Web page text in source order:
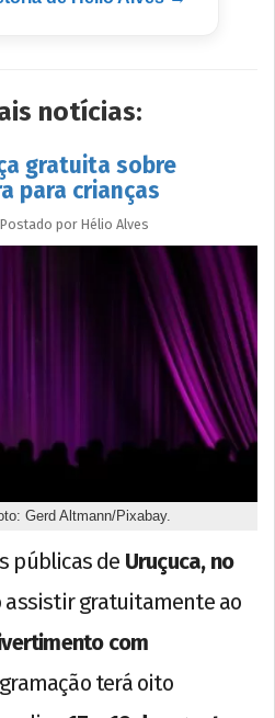
notícias:
gratuita sobre
para crianças
Postado por Hélio Alves
Gerd Altmann/Pixabay.
públicas de Uruçuca, no
assistir gratuitamente ao
com
terá oito